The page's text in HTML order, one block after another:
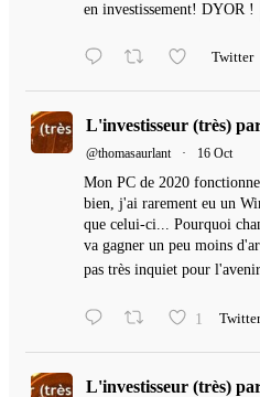
en investissement! DYOR !
Twitter
L'investisseur (très)
@thomasaurlant · 16 Oct
Mon PC de 2020
bien, j'ai rarement eu un
que celui-ci... Pourquoi
va gagner un peu moins
pas très inquiet pour
1 Twitter
L'investisseur (très)